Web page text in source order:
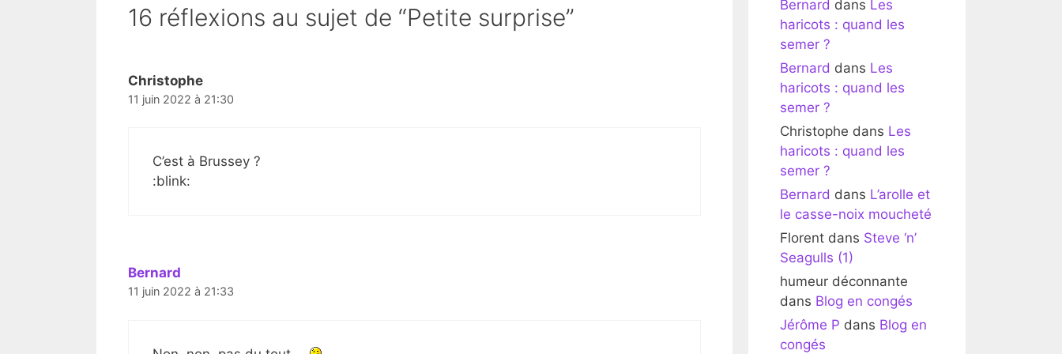
16 réflexions au sujet de “Petite surprise”
Christophe
11 juin 2022 à 21:30
C’est à Brussey ?
:blink:
Bernard
11 juin 2022 à 21:33
Bernard dans Les
haricots : quand les
semer ?
Bernard dans Les
haricots : quand les
semer ?
Christophe dans Les
haricots : quand les
semer ?
Bernard dans L’arolle et
le casse-noix moucheté
Florent dans Steve ‘n’
Seagulls (1)
humeur déconnante
dans Blog en congés
Jérôme P dans Blog en
congés